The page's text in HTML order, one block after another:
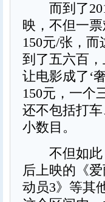
而到了
映，不但一
150元/张，
到了五六百
让电影成了‘
150元，一个
还不包括打
小数目。
不但如此
后上映的《
动员3》等其